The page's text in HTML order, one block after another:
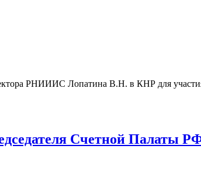
РНИИИС Лопатина В.Н. в КНР для
Счетной Палаты